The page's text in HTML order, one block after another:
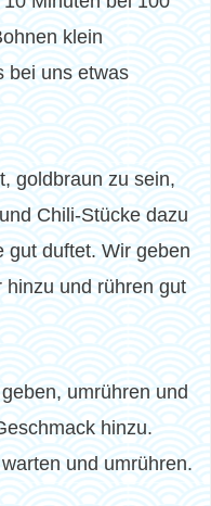
klein
bei uns etwas
goldbraun zu sein,
Chili-Stücke dazu
gut duftet. Wir geben
hinzu und rühren gut
umrühren und
hinzu.
und umrühren.